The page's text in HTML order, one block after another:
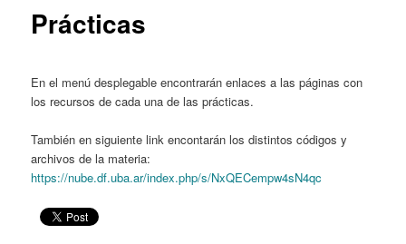
content
Prácticas
En el menú desplegable encontrarán enlaces a las páginas con
los recursos de cada una de las prácticas.
También en siguiente link encontarán los distintos códigos y
archivos de la materia:
https://nube.df.uba.ar/index.php/s/NxQECempw4sN4qc